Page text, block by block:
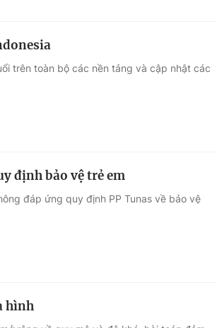
trên toàn bộ các nền tảng và cập nhật các
định bảo vệ trẻ em
đáp ứng quy định PP Tunas về bảo vệ
hình